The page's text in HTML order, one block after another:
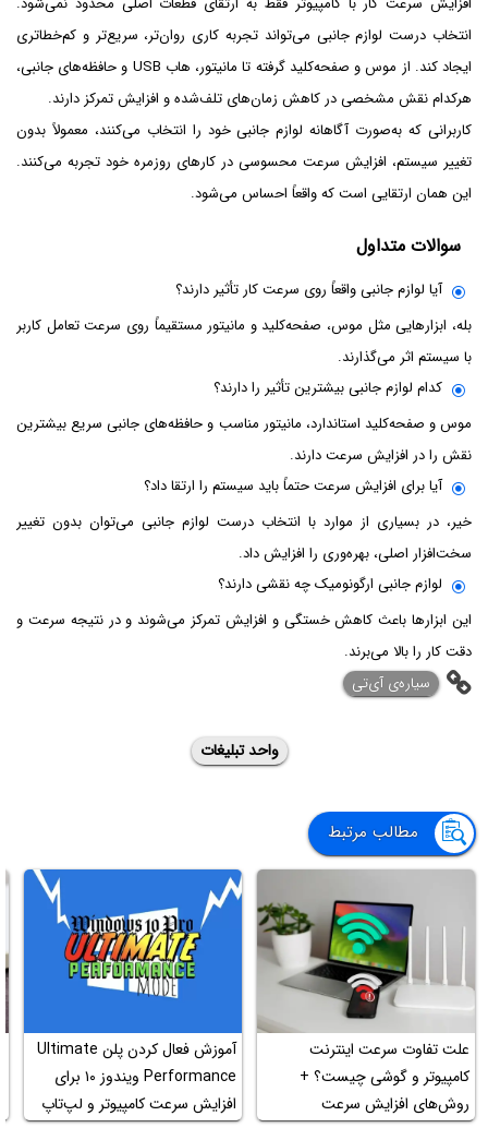
انتخاب درست لوازم جانبی می‌تواند تجربه کاری روان‌تر، سریع‌تر و کم‌خطاتری
ایجاد کند. از موس و صفحه‌کلید گرفته تا مانیتور، هاب USB و حافظه‌های جانبی،
هرکدام نقش مشخصی در کاهش زمان‌های تلف‌شده و افزایش تمرکز دارند.
کاربرانی که به‌صورت آگاهانه لوازم جانبی خود را انتخاب می‌کنند، معمولاً بدون
تغییر سیستم، افزایش سرعت محسوسی در کارهای روزمره خود تجربه می‌کنند.
این همان ارتقایی است که واقعاً احساس می‌شود.
سوالات متداول
آیا لوازم جانبی واقعاً روی سرعت کار تأثیر دارند؟
بله، ابزارهایی مثل موس، صفحه‌کلید و مانیتور مستقیماً روی سرعت تعامل کاربر
با سیستم اثر می‌گذارند.
کدام لوازم جانبی بیشترین تأثیر را دارند؟
موس و صفحه‌کلید استاندارد، مانیتور مناسب و حافظه‌های جانبی سریع بیشترین
نقش را در افزایش سرعت دارند.
آیا برای افزایش سرعت حتماً باید سیستم را ارتقا داد؟
خیر، در بسیاری از موارد با انتخاب درست لوازم جانبی می‌توان بدون تغییر
سخت‌افزار اصلی، بهره‌وری را افزایش داد.
لوازم جانبی ارگونومیک چه نقشی دارند؟
این ابزارها باعث کاهش خستگی و افزایش تمرکز می‌شوند و در نتیجه سرعت و
دقت کار را بالا می‌برند.
‌سیاره‌ی آی‌تی
واحد تبلیغات
مطالب مرتبط
علت تفاوت سرعت اینترنت
کامپیوتر و گوشی چیست؟ +
روش‌های افزایش سرعت
آموزش فعال کردن پلن Ultimate
Performance ویندوز ۱۰ برای
افزایش سرعت کامپیوتر و لپ‌تاپ